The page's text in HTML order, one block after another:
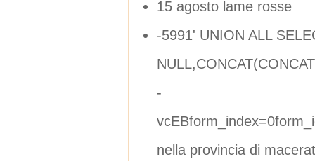
15 agosto lame rosse
-5991' UNION ALL
-
nella provincia di